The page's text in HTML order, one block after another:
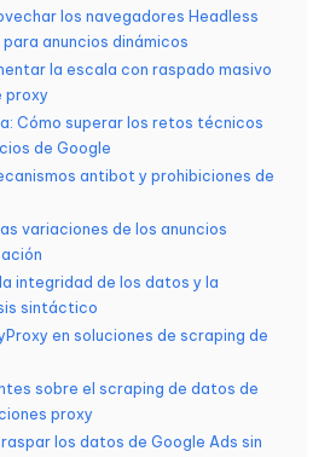
los navegadores Headless
anuncios dinámicos
la escala con raspado masivo
proxy
Cómo superar los retos técnicos
de Google
antibot y prohibiciones de
variaciones de los anuncios
integridad de los datos y la
sintáctico
en soluciones de scraping de
sobre el scraping de datos de
proxy
raspar los datos de Google Ads sin